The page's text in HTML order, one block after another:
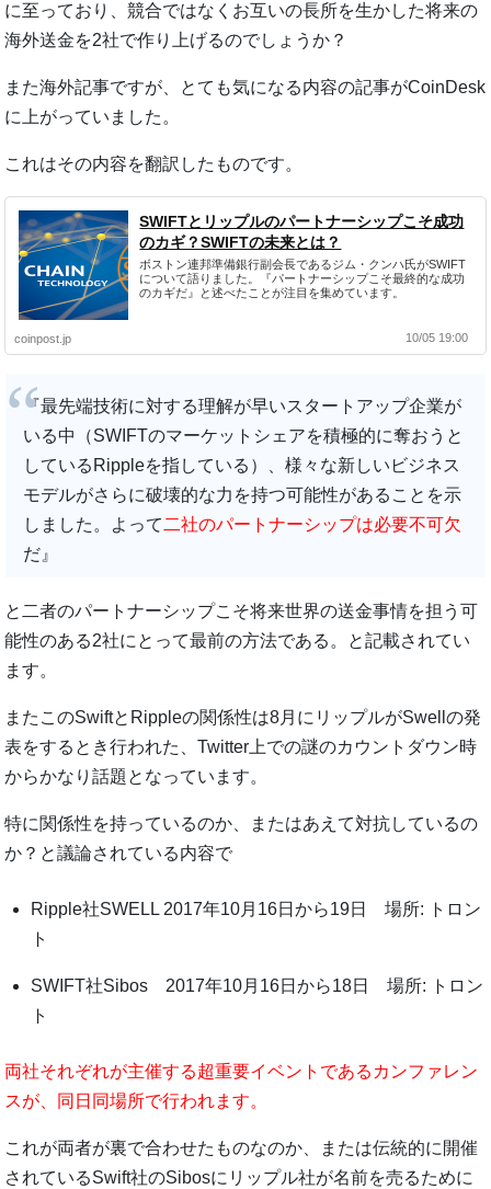
に至っており、競合ではなくお互いの長所を生かした将来の
海外送金を2社で作り上げるのでしょうか？
また海外記事ですが、とても気になる内容の記事がCoinDesk
に上がっていました。
これはその内容を翻訳したものです。
SWIFTとリップルのパートナーシップこそ成功
のカギ？SWIFTの未来とは？
ボストン連邦準備銀行副会長であるジム・クンハ氏がSWIFT
について語りました。『パートナーシップこそ最終的な成功
のカギだ』と述べたことが注目を集めています。
coinpost.jp 10/05 19:00
『最先端技術に対する理解が早いスタートアップ企業が
いる中（SWIFTのマーケットシェアを積極的に奪おうと
しているRippleを指している）、様々な新しいビジネス
モデルがさらに破壊的な力を持つ可能性があることを示
しました。よって 二社のパートナーシップは必要不可欠
だ』
と二者のパートナーシップこそ将来世界の送金事情を担う可
能性のある2社にとって最前の方法である。と記載されてい
ます。
またこのSwiftとRippleの関係性は8月にリップルがSwellの発
表をするとき行われた、Twitter上での謎のカウントダウン時
からかなり話題となっています。
特に関係性を持っているのか、またはあえて対抗しているの
か？と議論されている内容で
Ripple社SWELL 2017年10月16日から19日 場所: トロン
ト
SWIFT社Sibos 2017年10月16日から18日 場所: トロン
ト
両社それぞれが主催する超重要イベントであるカンファレン
スが、同日同場所で行われます。
これが両者が裏で合わせたものなのか、または伝統的に開催
されているSwift社のSibosにリップル社が名前を売るために